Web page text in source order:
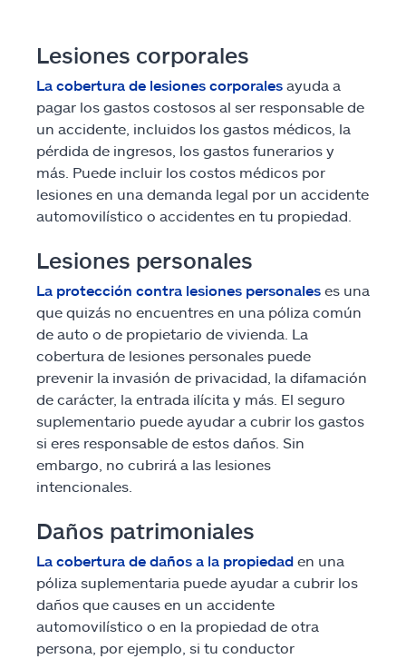
Lesiones corporales
La cobertura de lesiones corporales ayuda a
pagar los gastos costosos al ser responsable de
un accidente, incluidos los gastos médicos, la
pérdida de ingresos, los gastos funerarios y
más. Puede incluir los costos médicos por
lesiones en una demanda legal por un accidente
automovilístico o accidentes en tu propiedad.
Lesiones personales
La protección contra lesiones personales es una
que quizás no encuentres en una póliza común
de auto o de propietario de vivienda. La
cobertura de lesiones personales puede
prevenir la invasión de privacidad, la difamación
de carácter, la entrada ilícita y más. El seguro
suplementario puede ayudar a cubrir los gastos
si eres responsable de estos daños. Sin
embargo, no cubrirá a las lesiones
intencionales.
Daños patrimoniales
La cobertura de daños a la propiedad en una
póliza suplementaria puede ayudar a cubrir los
daños que causes en un accidente
automovilístico o en la propiedad de otra
persona, por ejemplo, si tu conductor